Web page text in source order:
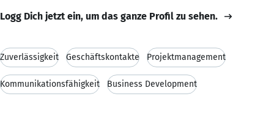
Logg Dich jetzt ein, um das ganze Profil zu sehen.
Zuverlässigkeit Geschäftskontakte Projektmanagement
Kommunikationsfähigkeit Business Development